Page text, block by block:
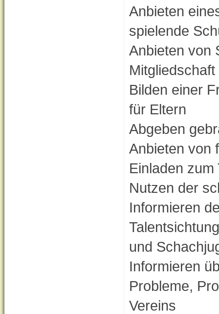
Anbieten
spielende
Anbieten von
Mitgliedschaft
Bilden einer
für Eltern
Abgeben
Anbieten von
Einladen zum
Nutzen der
Informieren
und
Informieren
Probleme,
Vereins